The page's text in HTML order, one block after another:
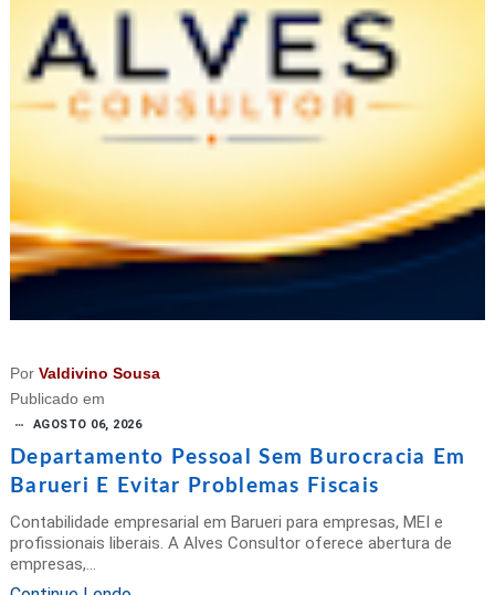
Por Valdivino Sousa
Publicado em
AGOSTO 06, 2026
Departamento Pessoal Sem Burocracia Em
Barueri E Evitar Problemas Fiscais
Contabilidade empresarial em Barueri para empresas, MEI e
profissionais liberais. A Alves Consultor oferece abertura de
empresas,...